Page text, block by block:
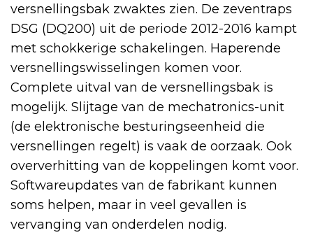
versnellingsbak zwaktes zien. De zeventraps
DSG (DQ200) uit de periode 2012-2016 kampt
met schokkerige schakelingen. Haperende
versnellingswisselingen komen voor.
Complete uitval van de versnellingsbak is
mogelijk. Slijtage van de mechatronics-unit
(de elektronische besturingseenheid die
versnellingen regelt) is vaak de oorzaak. Ook
oververhitting van de koppelingen komt voor.
Softwareupdates van de fabrikant kunnen
soms helpen, maar in veel gevallen is
vervanging van onderdelen nodig.